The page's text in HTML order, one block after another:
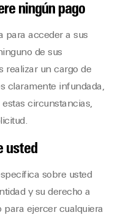
ningún pago
para acceder a sus
de sus
realizar un cargo de
claramente infundada,
circunstancias,
usted
sobre usted
y su derecho a
para ejercer cualquiera